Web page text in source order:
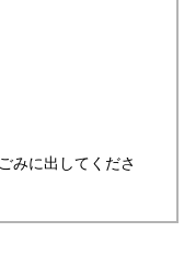
みに出してくださ